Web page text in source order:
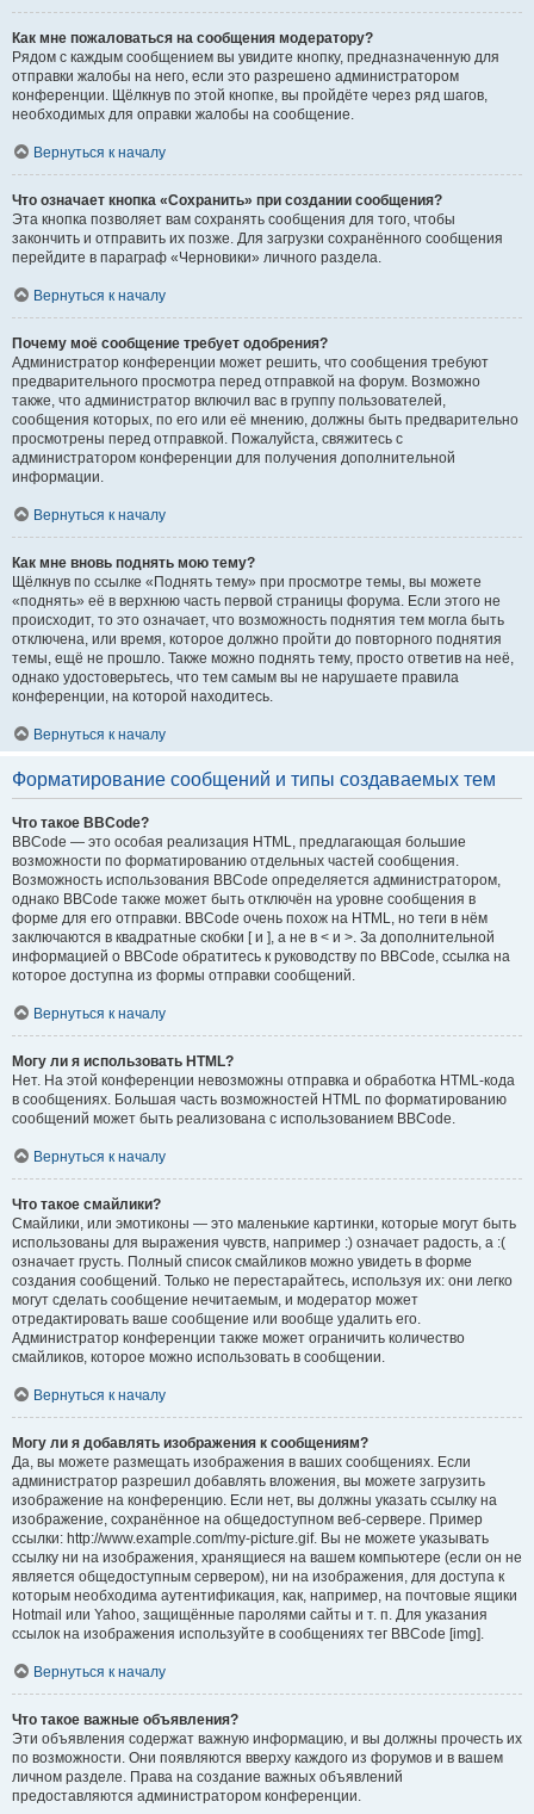
Как мне пожаловаться на сообщения модератору?
Рядом с каждым сообщением вы увидите кнопку, предназначенную для
отправки жалобы на него, если это разрешено администратором
конференции. Щёлкнув по этой кнопке, вы пройдёте через ряд шагов,
необходимых для оправки жалобы на сообщение.
Вернуться к началу
Что означает кнопка «Сохранить» при создании сообщения?
Эта кнопка позволяет вам сохранять сообщения для того, чтобы
закончить и отправить их позже. Для загрузки сохранённого сообщения
перейдите в параграф «Черновики» личного раздела.
Вернуться к началу
Почему моё сообщение требует одобрения?
Администратор конференции может решить, что сообщения требуют
предварительного просмотра перед отправкой на форум. Возможно
также, что администратор включил вас в группу пользователей,
сообщения которых, по его или её мнению, должны быть предварительно
просмотрены перед отправкой. Пожалуйста, свяжитесь с
администратором конференции для получения дополнительной
информации.
Вернуться к началу
Как мне вновь поднять мою тему?
Щёлкнув по ссылке «Поднять тему» при просмотре темы, вы можете
«поднять» её в верхнюю часть первой страницы форума. Если этого не
происходит, то это означает, что возможность поднятия тем могла быть
отключена, или время, которое должно пройти до повторного поднятия
темы, ещё не прошло. Также можно поднять тему, просто ответив на неё,
однако удостоверьтесь, что тем самым вы не нарушаете правила
конференции, на которой находитесь.
Вернуться к началу
Форматирование сообщений и типы создаваемых тем
Что такое BBCode?
BBCode — это особая реализация HTML, предлагающая большие
возможности по форматированию отдельных частей сообщения.
Возможность использования BBCode определяется администратором,
однако BBCode также может быть отключён на уровне сообщения в
форме для его отправки. BBCode очень похож на HTML, но теги в нём
заключаются в квадратные скобки [ и ], а не в < и >. За дополнительной
информацией о BBCode обратитесь к руководству по BBCode, ссылка на
которое доступна из формы отправки сообщений.
Вернуться к началу
Могу ли я использовать HTML?
Нет. На этой конференции невозможны отправка и обработка HTML-кода
в сообщениях. Большая часть возможностей HTML по форматированию
сообщений может быть реализована с использованием BBCode.
Вернуться к началу
Что такое смайлики?
Смайлики, или эмотиконы — это маленькие картинки, которые могут быть
использованы для выражения чувств, например :) означает радость, а :(
означает грусть. Полный список смайликов можно увидеть в форме
создания сообщений. Только не перестарайтесь, используя их: они легко
могут сделать сообщение нечитаемым, и модератор может
отредактировать ваше сообщение или вообще удалить его.
Администратор конференции также может ограничить количество
смайликов, которое можно использовать в сообщении.
Вернуться к началу
Могу ли я добавлять изображения к сообщениям?
Да, вы можете размещать изображения в ваших сообщениях. Если
администратор разрешил добавлять вложения, вы можете загрузить
изображение на конференцию. Если нет, вы должны указать ссылку на
изображение, сохранённое на общедоступном веб-сервере. Пример
ссылки: http://www.example.com/my-picture.gif. Вы не можете указывать
ссылку ни на изображения, хранящиеся на вашем компьютере (если он не
является общедоступным сервером), ни на изображения, для доступа к
которым необходима аутентификация, как, например, на почтовые ящики
Hotmail или Yahoo, защищённые паролями сайты и т. п. Для указания
ссылок на изображения используйте в сообщениях тег BBCode [img].
Вернуться к началу
Что такое важные объявления?
Эти объявления содержат важную информацию, и вы должны прочесть их
по возможности. Они появляются вверху каждого из форумов и в вашем
личном разделе. Права на создание важных объявлений
предоставляются администратором конференции.